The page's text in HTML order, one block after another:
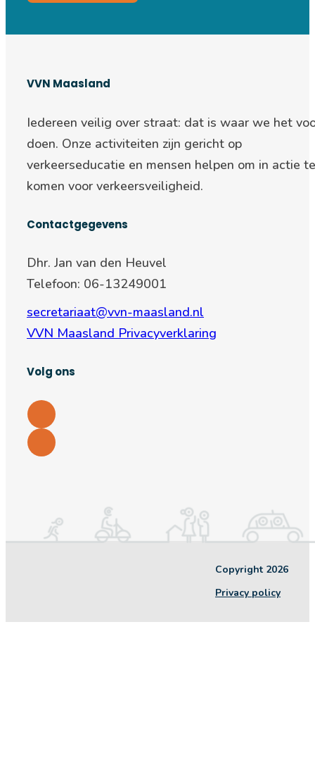
VVN Maasland
Iedereen veilig over straat: dat is waar we het
doen. Onze activiteiten zijn gericht op
verkeerseducatie en mensen helpen om in actie te
komen voor verkeersveiligheid.
Contactgegevens
Dhr. Jan van den Heuvel
Telefoon: 06-13249001
secretariaat@vvn-maasland.nl
VVN Maasland Privacyverklaring
Volg ons
Copyright 2026
Privacy policy